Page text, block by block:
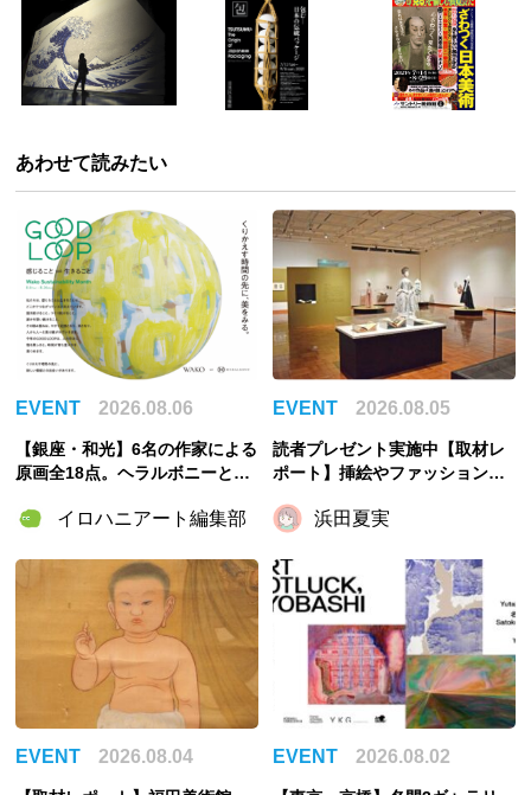
あわせて読みたい
EVENT 2026.08.06
【銀座・和光】6名の作家による
原画全18点。ヘラルボニーとの
6」8月6日開催
イロハニアート編集部
EVENT 2026.08.05
読者プレゼント実施中【取材レ
ポート】挿絵やファッションか
国のモードをさがして／Fairy T
浜田夏実
EVENT 2026.08.04 EVENT 2026.08.02